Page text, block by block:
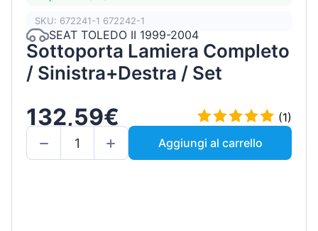
SKU: 672241-1 672242-1
SEAT TOLEDO II 1999-2004
Sottoporta Lamiera Completo
/ Sinistra+Destra / Set
132,59€
(1)
Aggiungi al carrello